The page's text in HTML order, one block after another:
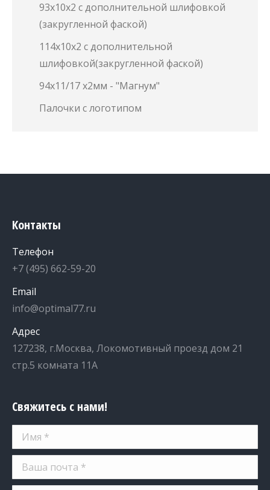
93х10х2 с дополнительной шлифовкой
(закругленной фаской)
114х10х2 с дополнительной
шлифовкой(закругленной фаской)
94х11/17 х2мм - "Магнум"
Палочки с логотипом
Контакты
Телефон
+7 (495) 662-59-20
Email
info@optimal77.ru
Адрес
127238, г.Москва, Локомотивный проезд дом 21
стр.5 комната 11А
Свяжитесь с нами!
Имя *
Ваша почта *